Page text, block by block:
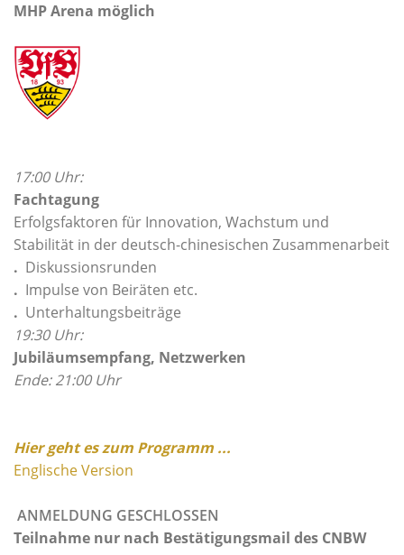
MHP Arena möglich
17:00 Uhr:
Fachtagung
Erfolgsfaktoren für Innovation, Wachstum und
Stabilität in der deutsch-chinesischen Zusammenarbeit
. Diskussionsrunden
. Impulse von Beiräten etc.
. Unterhaltungsbeiträge
19:30 Uhr:
Jubiläumsempfang, Netzwerken
Ende: 21:00 Uhr
Hier geht es zum Programm ...
Englische Version
ANMELDUNG GESCHLOSSEN
Teilnahme nur nach Bestätigungsmail des CNBW